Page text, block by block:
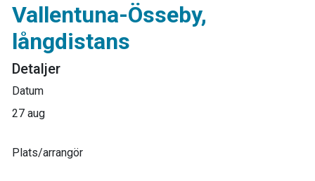
Vallentuna-Össeby,
långdistans
Detaljer
Datum
27 aug
Plats/arrangör